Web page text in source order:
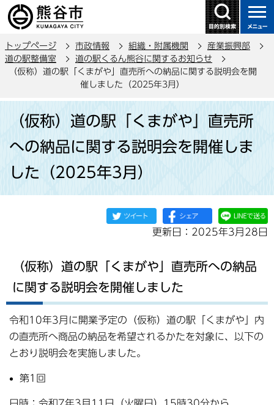
の
ー
先
トップページ 市政情報 組織・附属機関
産業振興部
道の駅整備室
道の駅くるん熊谷に関するお知らせ
（仮称）道の駅「くまがや」直売所への納品に関する説明会を開
催しました（2025年3月）
（仮称）道の駅「くまがや」直売所
への納品に関する説明会を開催しま
した（2025年3月）
更新日：2025年3月28日
（仮称）道の駅「くまがや」直売所への納品
に関する説明会を開催しました
令和10年3月に開業予定の（仮称）道の駅「くまがや」内
の直売所へ商品の納品を希望されるかたを対象に、以下の
とおり説明会を実施しました。
第1回